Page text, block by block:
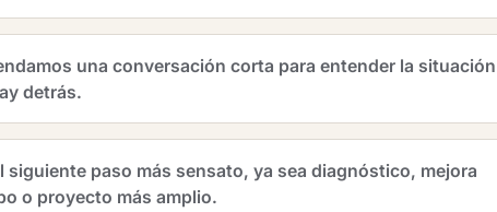
una conversación corta para entender la situación
detrás.
siguiente paso más sensato, ya sea diagnóstico, mejora
o proyecto más amplio.